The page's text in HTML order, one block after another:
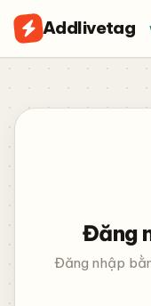
Addlivetag
Đăng
Đăng nhập